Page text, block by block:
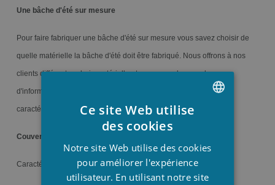
Une bâche d'été sur mesure
Pour faire fabriquer une bâche d'été sur mesure vous savez choisir de
quelle matérielle la bâche d'été doit être fabriqué. Nous offrons à nos
clients différentes choix matérielle et pour vous donner plus
d'informations des différents matériaux nous vous donnons les
caractéristiques de chaque bâche d'été:
Couverture d'été bleu:
Caractéristique: ENGLISH
Ce site Web utilise
des cookies
Notre site Web utilise des cookies
pour améliorer l'expérience
utilisateur. En utilisant notre site